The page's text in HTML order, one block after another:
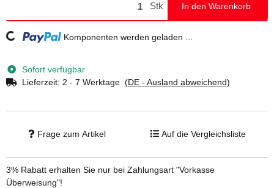
Stk In den Warenkorb
Loading... Komponenten werden geladen ...
Sofort verfügbar
Lieferzeit: 2 - 7 Werktage (DE - Ausland abweichend)
Frage zum Artikel Auf die Vergleichsliste
3% Rabatt erhalten Sie nur bei Zahlungsart "Vorkasse
Überweisung"!